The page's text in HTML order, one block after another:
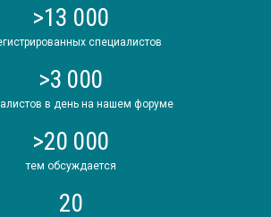
>13 000
специалистов
>3 000
в день на нашем форуме
>20 000
тем обсуждается
20